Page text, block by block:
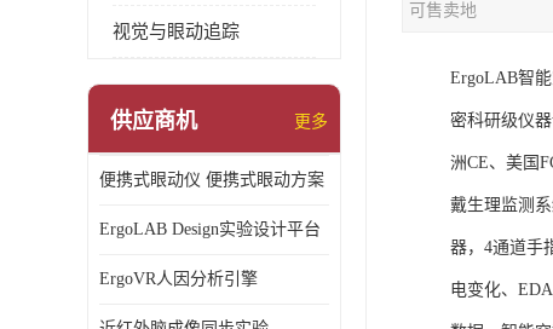
视觉与眼动追踪
供应商机 更多
便携式眼动仪 便携式眼动方案
ErgoLAB Design实验设计平台
ErgoVR人因分析引擎
可售卖地
ErgoLAB智
密科研级仪
洲CE、美国
戴生理监测
器，4通道手
电变化、